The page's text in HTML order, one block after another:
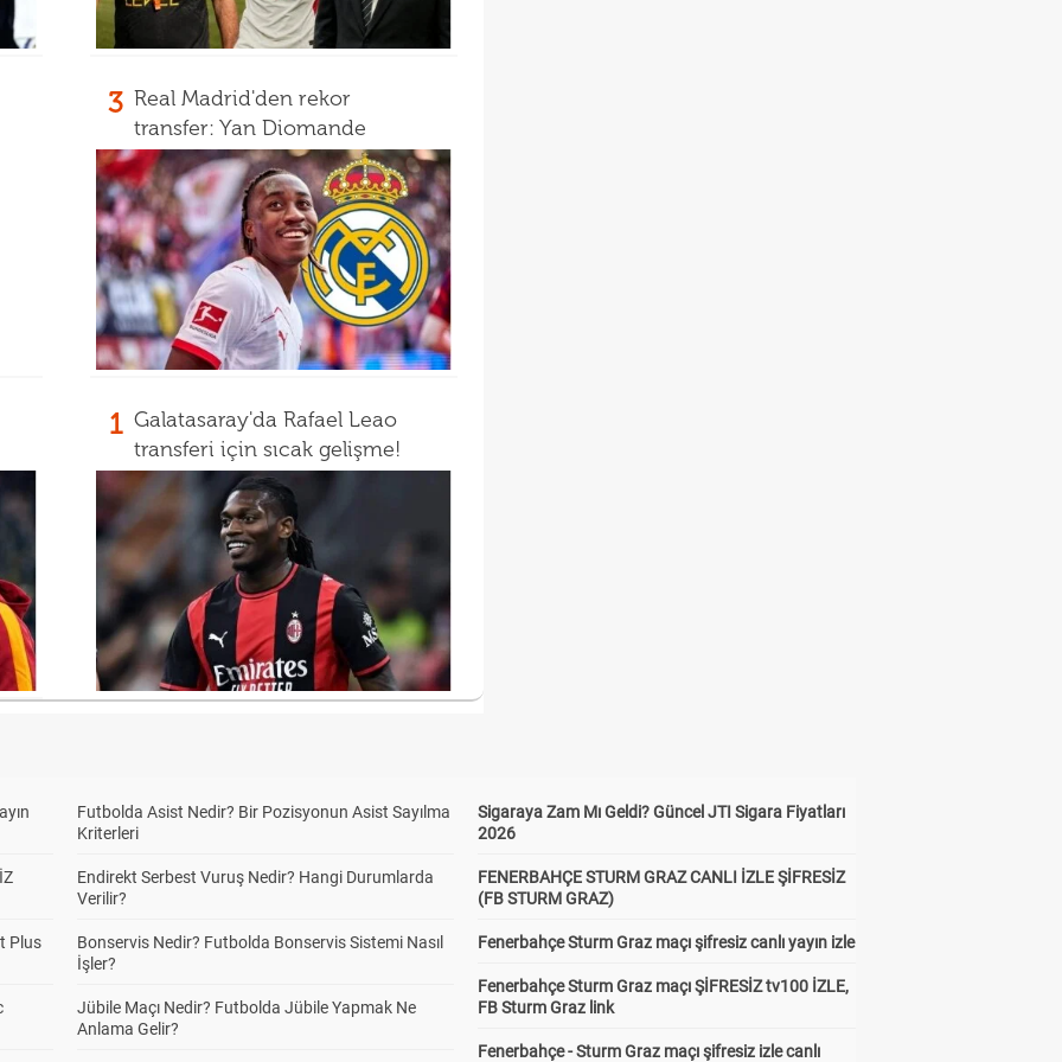
3 Real Madrid'den rekor
transfer: Yan Diomande
1 Galatasaray'da Rafael Leao
transferi için sıcak gelişme!
Plus
Futbolda Asist Nedir? Bir Pozisyonun Asist Sayılma
Kriterleri
Endirekt Serbest Vuruş Nedir? Hangi Durumlarda
Verilir?
Bonservis Nedir? Futbolda Bonservis Sistemi Nasıl
İşler?
Jübile Maçı Nedir? Futbolda Jübile Yapmak Ne
Anlama Gelir?
Sigaraya Zam Mı Geldi? Güncel JTI Sigara Fiyatları
2026
FENERBAHÇE STURM GRAZ CANLI İZLE ŞİFRESİZ
(FB STURM GRAZ)
Fenerbahçe Sturm Graz maçı şifresiz canlı yayın izle
Fenerbahçe Sturm Graz maçı ŞİFRESİZ tv100 İZLE,
FB Sturm Graz link
Fenerbahçe - Sturm Graz maçı şifresiz izle canlı